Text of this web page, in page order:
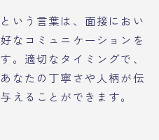
いう言葉は、面接におい
なコミュニケーションを
。適切なタイミングで、
なたの丁寧さや人柄が伝
えることができます。